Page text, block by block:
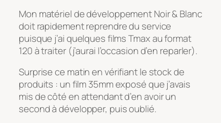
Mon matériel de développement Noir & Blanc
doit rapidement reprendre du service
puisque j’ai quelques films Tmax au format
120 à traiter (j’aurai l’occasion d’en reparler).
Surprise ce matin en vérifiant le stock de
produits : un film 35mm exposé que j’avais
mis de côté en attendant d’en avoir un
second à développer, puis oublié.